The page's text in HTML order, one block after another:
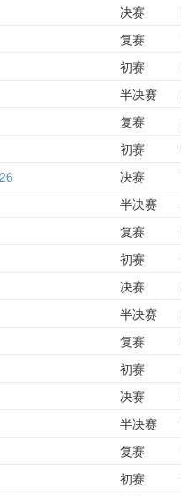
决赛
复赛
初赛
半决赛
复赛
初赛
决赛
半决赛
复赛
初赛
决赛
半决赛
复赛
初赛
决赛
半决赛
复赛
初赛